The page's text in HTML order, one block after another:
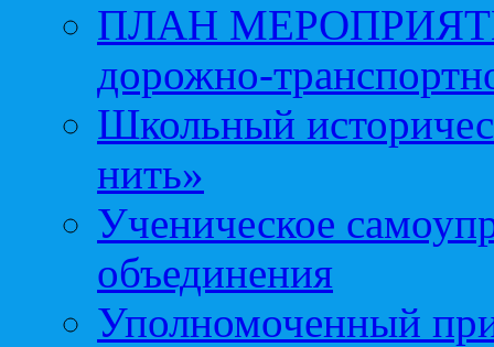
ПЛАН МЕРОПРИЯТИЙ
дорожно-
Школьный
нить»
Ученическое
объединения
Уполномоченный